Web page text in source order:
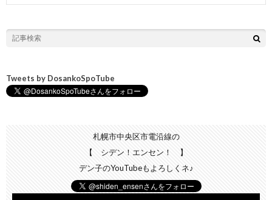
Tweets by DosankoSpoTube
札幌市中央区市電沿線の
【 シデン！エンセン！ 】
デン子のYouTubeもよろしくネ♪